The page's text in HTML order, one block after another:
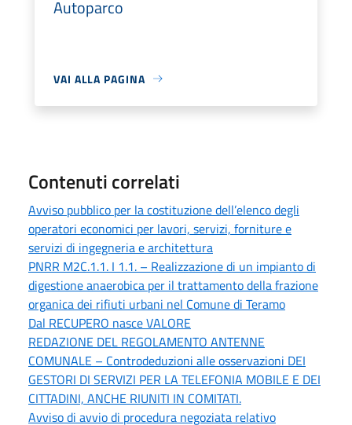
Autoparco
VAI ALLA PAGINA
Contenuti correlati
Avviso pubblico per la costituzione dell’elenco degli
operatori economici per lavori, servizi, forniture e
servizi di ingegneria e architettura
PNRR M2C.1.1. I 1.1. – Realizzazione di un impianto di
digestione anaerobica per il trattamento della frazione
organica dei rifiuti urbani nel Comune di Teramo
Dal RECUPERO nasce VALORE
REDAZIONE DEL REGOLAMENTO ANTENNE
COMUNALE – Controdeduzioni alle osservazioni DEI
GESTORI DI SERVIZI PER LA TELEFONIA MOBILE E DEI
CITTADINI, ANCHE RIUNITI IN COMITATI.
Avviso di avvio di procedura negoziata relativo